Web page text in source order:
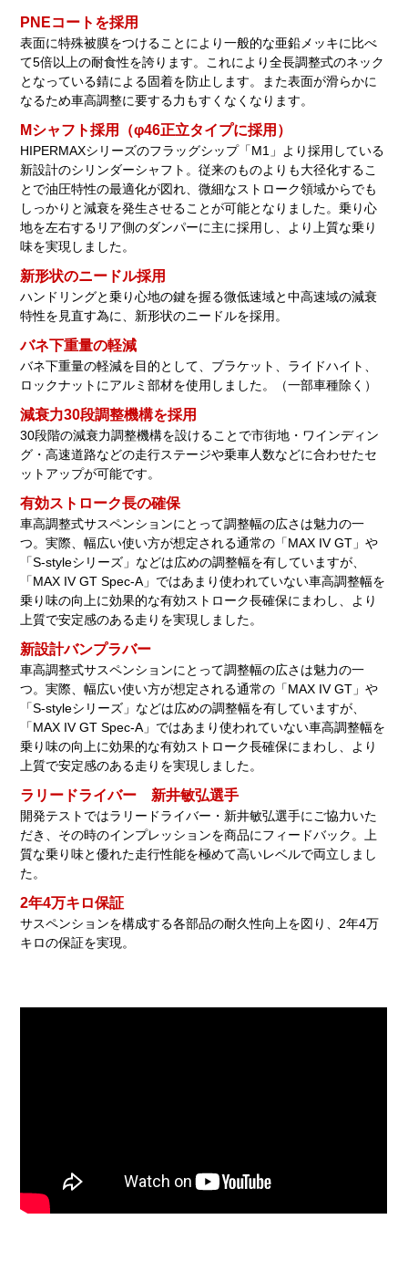
PNEコートを採用
表面に特殊被膜をつけることにより一般的な亜鉛メッキに比べ
て5倍以上の耐食性を誇ります。これにより全長調整式のネック
となっている錆による固着を防止します。また表面が滑らかに
なるため車高調整に要する力もすくなくなります。
Mシャフト採用（φ46正立タイプに採用）
HIPERMAXシリーズのフラッグシップ「M1」より採用している
新設計のシリンダーシャフト。従来のものよりも大径化するこ
とで油圧特性の最適化が図れ、微細なストローク領域からでも
しっかりと減衰を発生させることが可能となりました。乗り心
地を左右するリア側のダンパーに主に採用し、より上質な乗り
味を実現しました。
新形状のニードル採用
ハンドリングと乗り心地の鍵を握る微低速域と中高速域の減衰
特性を見直す為に、新形状のニードルを採用。
バネ下重量の軽減
バネ下重量の軽減を目的として、ブラケット、ライドハイト、
ロックナットにアルミ部材を使用しました。（一部車種除く）
減衰力30段調整機構を採用
30段階の減衰力調整機構を設けることで市街地・ワインディン
グ・高速道路などの走行ステージや乗車人数などに合わせたセ
ットアップが可能です。
有効ストローク長の確保
車高調整式サスペンションにとって調整幅の広さは魅力の一
つ。実際、幅広い使い方が想定される通常の「MAX IV GT」や
「S-styleシリーズ」などは広めの調整幅を有していますが、
「MAX IV GT Spec-A」ではあまり使われていない車高調整幅を
乗り味の向上に効果的な有効ストローク長確保にまわし、より
上質で安定感のある走りを実現しました。
新設計バンプラバー
車高調整式サスペンションにとって調整幅の広さは魅力の一
つ。実際、幅広い使い方が想定される通常の「MAX IV GT」や
「S-styleシリーズ」などは広めの調整幅を有していますが、
「MAX IV GT Spec-A」ではあまり使われていない車高調整幅を
乗り味の向上に効果的な有効ストローク長確保にまわし、より
上質で安定感のある走りを実現しました。
ラリードライバー 新井敏弘選手
開発テストではラリードライバー・新井敏弘選手にご協力いた
だき、その時のインプレッションを商品にフィードバック。上
質な乗り味と優れた走行性能を極めて高いレベルで両立しまし
た。
2年4万キロ保証
サスペンションを構成する各部品の耐久性向上を図り、2年4万
キロの保証を実現。